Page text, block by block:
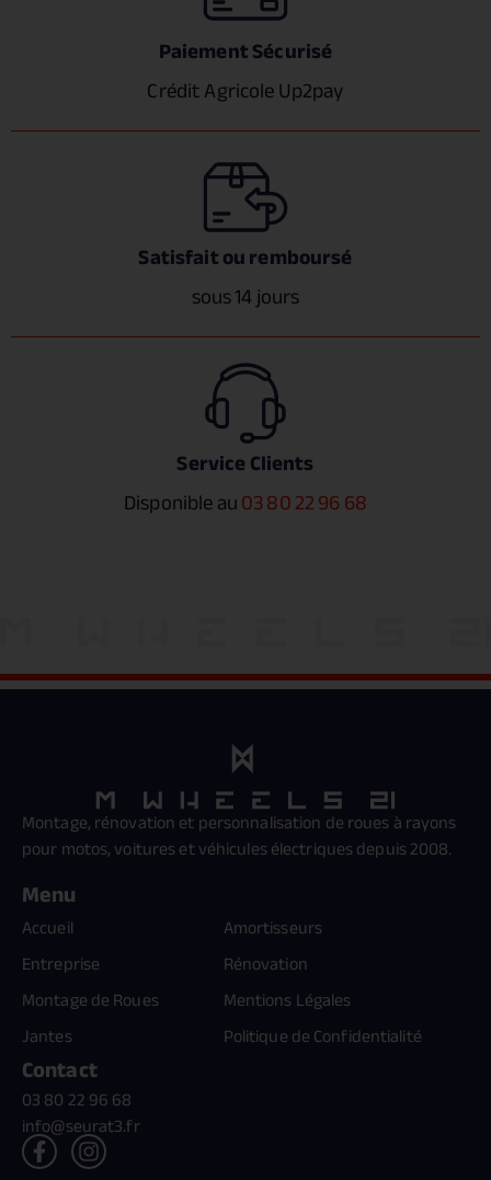
Paiement Sécurisé
Crédit Agricole Up2pay
Satisfait ou remboursé
sous 14 jours
Service Clients
Disponible au03 80 22 96 68
Montage, rénovation et personnalisation de roues à rayons
pour motos, voitures et véhicules électriques depuis 2008.
Menu
Accueil
Entreprise
Montage de Roues
Jantes
Amortisseurs
Rénovation
Mentions Légales
Politique de Confidentialité
Contact
03 80 22 96 68
info@seurat3.fr